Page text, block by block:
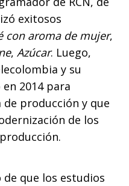
exitosos
con aroma de mujer,
, Azúcar. Luego,
y su
2014 para
producción y que
de los
que los estudios